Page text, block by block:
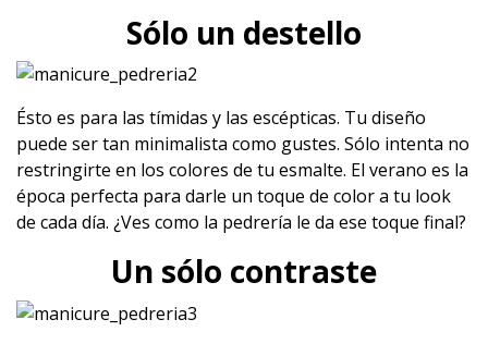
Sólo un destello
Ésto es para las tímidas y las escépticas. Tu diseño
puede ser tan minimalista como gustes. Sólo intenta no
restringirte en los colores de tu esmalte. El verano es la
época perfecta para darle un toque de color a tu look
de cada día. ¿Ves como la pedrería le da ese toque final?
Un sólo contraste